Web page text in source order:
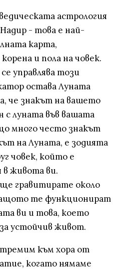
астрология
- това е най-
карта,
и пола на човек.
управлява този
остава Луната
че знакът на вашето
с луната във вашата
много често знакът
на Луната, е зодията
човек, който е
в живота ви.
гравитирате около
те функционират
ви и това, което
устойчив живот.
към хора от
когато нямаме